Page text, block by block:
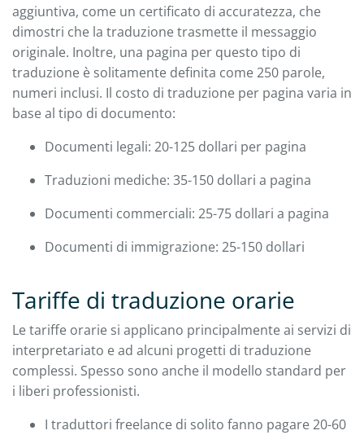
aggiuntiva, come un certificato di accuratezza, che
dimostri che la traduzione trasmette il messaggio
originale. Inoltre, una pagina per questo tipo di
traduzione è solitamente definita come 250 parole,
numeri inclusi. Il costo di traduzione per pagina varia in
base al tipo di documento:
Documenti legali: 20-125 dollari per pagina
Traduzioni mediche: 35-150 dollari a pagina
Documenti commerciali: 25-75 dollari a pagina
Documenti di immigrazione: 25-150 dollari
Tariffe di traduzione orarie
Le tariffe orarie si applicano principalmente ai servizi di
interpretariato e ad alcuni progetti di traduzione
complessi. Spesso sono anche il modello standard per
i liberi professionisti.
I traduttori freelance di solito fanno pagare 20-60